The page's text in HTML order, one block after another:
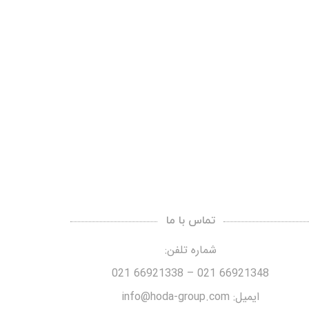
تماس با ما
شماره تلفن:
66921348 021 – 66921338 021
ایمیل: info@hoda-group.com